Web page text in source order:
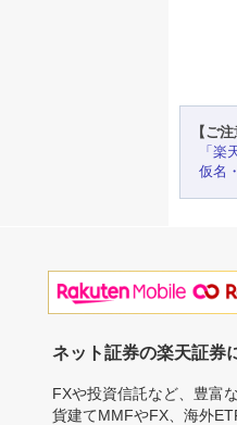
【ご
「楽
仮名
ネット証券の楽天証券
FXや投資信託など、豊富
貨建てMMFやFX、海外